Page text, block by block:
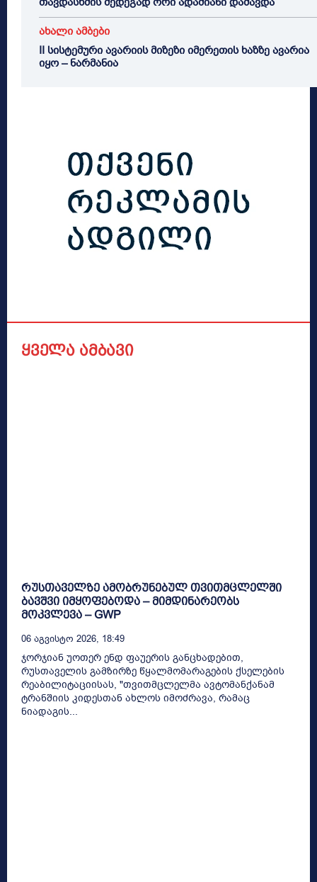
ახალი ამბები
II სისტემური ავარიის მიზეზი იმერეთის ხაზზე ავარია
იყო – ნარმანია
ყველა ამბავი
რუსთაველზე ამობრუნებულ თვითმცლელში
ბავშვი იმყოფებოდა – მიმდინარეობს
მოკვლევა – GWP
06 Აგვისტო 2026, 18:49
ჯორჯიან უოთერ ენდ ფაუერის განცხადებით,
რუსთაველის გამზირზე წყალმომარაგების ქსელების
რეაბილიტაციისას, "თვითმცლელმა ავტომანქანამ
ტრანშიის კიდესთან ახლოს იმოძრავა, რამაც
ნიადაგის...